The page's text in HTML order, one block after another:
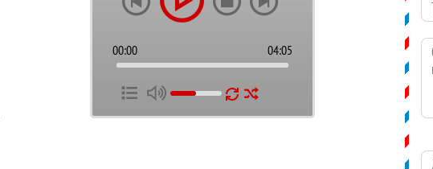
00:00 04:05